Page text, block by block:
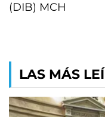
(DIB) MCH
LAS MÁS